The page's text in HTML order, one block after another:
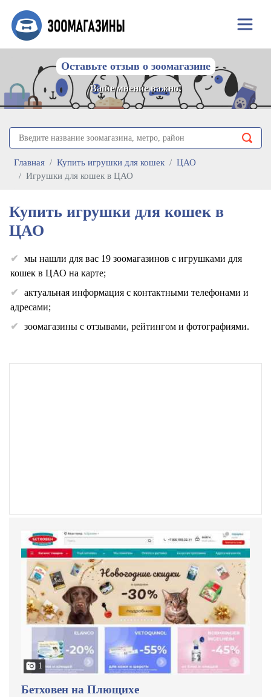
Оставьте отзыв о зоомагазине
Ваше мнение важно!
Главная Купить игрушки для кошек
ЦАО
Игрушки для кошек в ЦАО
Купить игрушки для кошек в
ЦАО
мы нашли для вас 19 зоомагазинов с игрушками для
кошек в ЦАО на карте;
актуальная информация с контактными телефонами и
адресами;
зоомагазины с отзывами, рейтингом и фотографиями.
1
Бетховен на Плющихе